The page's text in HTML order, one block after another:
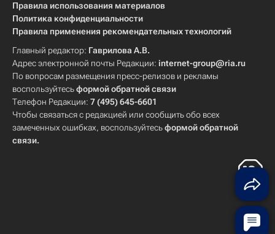
Правила использования материалов
Политика конфиденциальности
Правила применения рекомендательных технологий
Главный редактор: Гаврилова А.В.
Адрес электронной почты Редакции: internet-group@ria.ru
По вопросам размещения пресс-релизов и рекламы
воспользуйтесьформой обратной связи
Телефон Редакции: 7 (495) 645-6601
Чтобы связаться с редакцией или сообщить обо всех
замеченных ошибках, воспользуйтесьформой обратной
связи.